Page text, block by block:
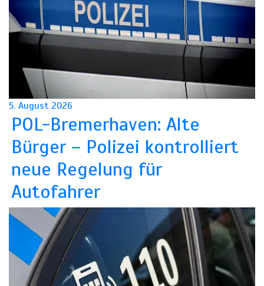
5. August 2026
POL-Bremerhaven: Alte
Bürger – Polizei kontrolliert
neue Regelung für
Autofahrer